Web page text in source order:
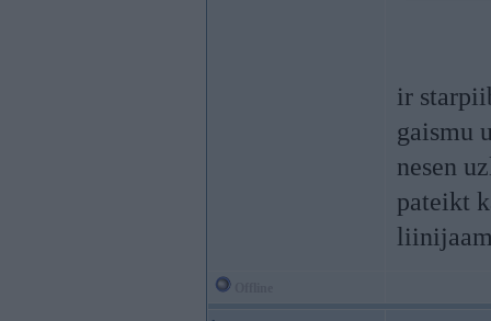
ir
gaismu
nesen
pateikt